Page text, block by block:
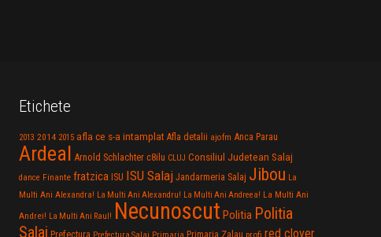
Etichete
2013 2014 2015 afla ce s-a intamplat Afla detalii ajofm Anca Parau
Ardeal Arnold Schlachter c8ilu CLUJ Consiliul Judetean Salaj
dance Finante fratzica ISU ISU Salaj Jandarmeria Salaj Jibou La
Multi Ani Alexandra! La Multi Ani Alexandru! La Multi Ani Andreea! La Multi Ani
Andrei! La Multi Ani Raul! Necunoscut Politia Politia
Salaj Prefectura Primaria Zalau profi red clover